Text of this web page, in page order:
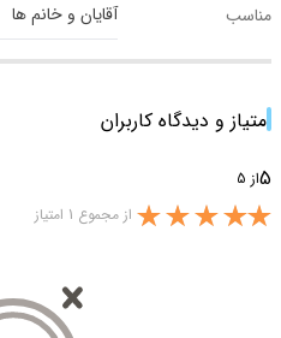
مناسب
آقایان و خانم ها
امتیاز و دیدگاه کاربران
5از 5
از مجموع 1 امتیاز